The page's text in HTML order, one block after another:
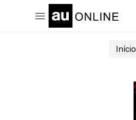
Início